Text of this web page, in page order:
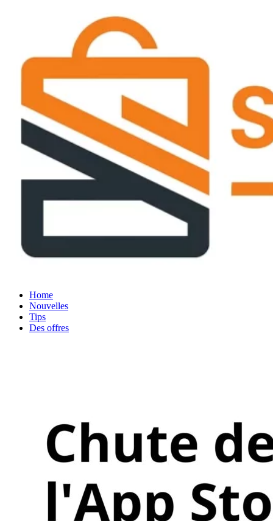
Home
Nouvelles
Tips
Des offres